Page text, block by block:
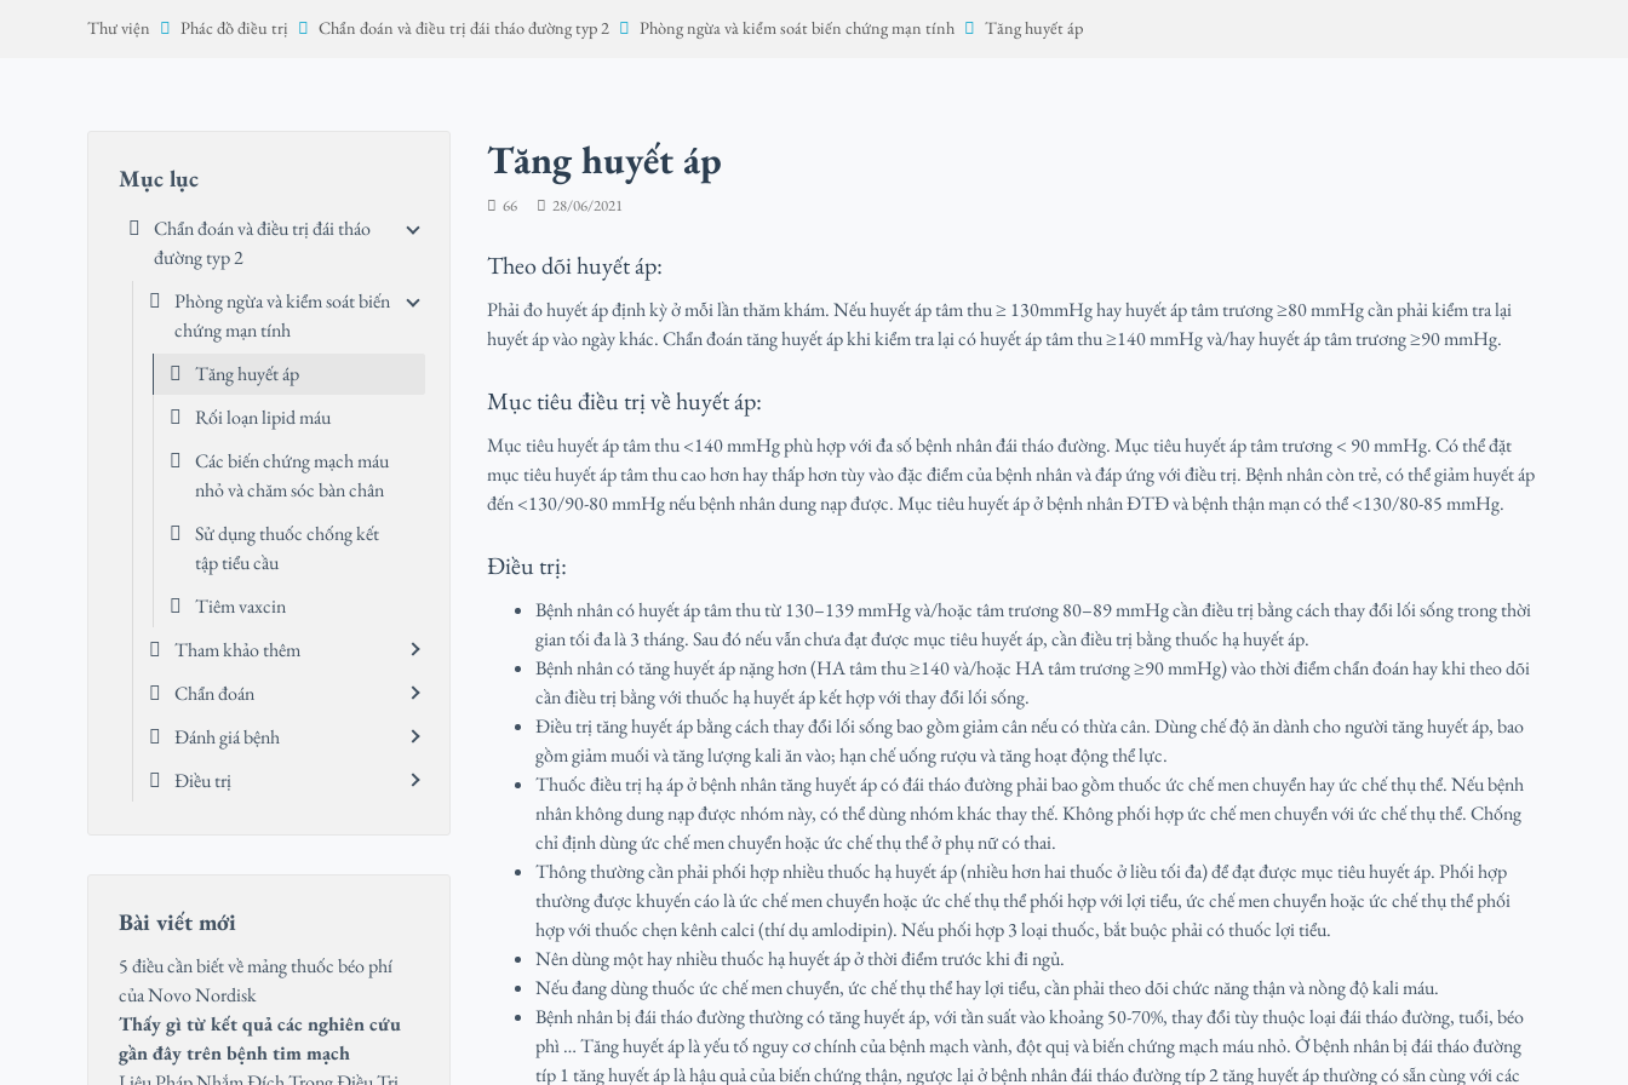
Thư viện Phác đồ điều trị Chẩn đoán và điều trị đái tháo đường typ 2 Phòng ngừa và kiểm soát biến chứng mạn tính Tăng huyết áp
Tăng huyết áp
66 28/06/2021
Theo dõi huyết áp:
Phải đo huyết áp định kỳ ở mỗi lần thăm khám. Nếu huyết áp tâm thu ≥ 130mmHg hay huyết áp tâm trương ≥80 mmHg cần phải kiểm tra lại
huyết áp vào ngày khác. Chẩn đoán tăng huyết áp khi kiểm tra lại có huyết áp tâm thu ≥140 mmHg và/hay huyết áp tâm trương ≥90 mmHg.
Mục tiêu điều trị về huyết áp:
Mục tiêu huyết áp tâm thu <140 mmHg phù hợp với đa số bệnh nhân đái tháo đường. Mục tiêu huyết áp tâm trương < 90 mmHg. Có thể đặt
mục tiêu huyết áp tâm thu cao hơn hay thấp hơn tùy vào đặc điểm của bệnh nhân và đáp ứng với điều trị. Bệnh nhân còn trẻ, có thể giảm huyết áp
đến <130/90-80 mmHg nếu bệnh nhân dung nạp được. Mục tiêu huyết áp ở bệnh nhân ĐTĐ và bệnh thận mạn có thể <130/80-85 mmHg.
Điều trị:
Bệnh nhân có huyết áp tâm thu từ 130–139 mmHg và/hoặc tâm trương 80–89 mmHg cần điều trị bằng cách thay đổi lối sống trong thời
gian tối đa là 3 tháng. Sau đó nếu vẫn chưa đạt được mục tiêu huyết áp, cần điều trị bằng thuốc hạ huyết áp.
Bệnh nhân có tăng huyết áp nặng hơn (HA tâm thu ≥140 và/hoặc HA tâm trương ≥90 mmHg) vào thời điểm chẩn đoán hay khi theo dõi
cần điều trị bằng với thuốc hạ huyết áp kết hợp với thay đổi lối sống.
Điều trị tăng huyết áp bằng cách thay đổi lối sống bao gồm giảm cân nếu có thừa cân. Dùng chế độ ăn dành cho người tăng huyết áp, bao
gồm giảm muối và tăng lượng kali ăn vào; hạn chế uống rượu và tăng hoạt động thể lực.
Thuốc điều trị hạ áp ở bệnh nhân tăng huyết áp có đái tháo đường phải bao gồm thuốc ức chế men chuyển hay ức chế thụ thể. Nếu bệnh
nhân không dung nạp được nhóm này, có thể dùng nhóm khác thay thế. Không phối hợp ức chế men chuyển với ức chế thụ thể. Chống
chỉ định dùng ức chế men chuyển hoặc ức chế thụ thể ở phụ nữ có thai.
Thông thường cần phải phối hợp nhiều thuốc hạ huyết áp (nhiều hơn hai thuốc ở liều tối đa) để đạt được mục tiêu huyết áp. Phối hợp
thường được khuyến cáo là ức chế men chuyển hoặc ức chế thụ thể phối hợp với lợi tiểu, ức chế men chuyển hoặc ức chế thụ thể phối
hợp với thuốc chẹn kênh calci (thí dụ amlodipin). Nếu phối hợp 3 loại thuốc, bắt buộc phải có thuốc lợi tiểu.
Nên dùng một hay nhiều thuốc hạ huyết áp ở thời điểm trước khi đi ngủ.
Nếu đang dùng thuốc ức chế men chuyển, ức chế thụ thể hay lợi tiểu, cần phải theo dõi chức năng thận và nồng độ kali máu.
Bệnh nhân bị đái tháo đường thường có tăng huyết áp, với tần suất vào khoảng 50-70%, thay đổi tùy thuộc loại đái tháo đường, tuổi, béo
phì … Tăng huyết áp là yếu tố nguy cơ chính của bệnh mạch vành, đột quị và biến chứng mạch máu nhỏ. Ở bệnh nhân bị đái tháo đường
típ 1 tăng huyết áp là hậu quả của biến chứng thận, ngược lại ở bệnh nhân đái tháo đường típ 2 tăng huyết áp thường có sẵn cùng với các
Mục lục
Chẩn đoán và điều trị đái tháo
đường typ 2
Phòng ngừa và kiểm soát biến
chứng mạn tính
Tăng huyết áp
Rối loạn lipid máu
Các biến chứng mạch máu
nhỏ và chăm sóc bàn chân
Sử dụng thuốc chống kết
tập tiểu cầu
Tiêm vaxcin
Tham khảo thêm
Chẩn đoán
Đánh giá bệnh
Điều trị
Bài viết mới
5 điều cần biết về mảng thuốc béo phí
của Novo Nordisk
Thấy gì từ kết quả các nghiên cứu
gần đây trên bệnh tim mạch